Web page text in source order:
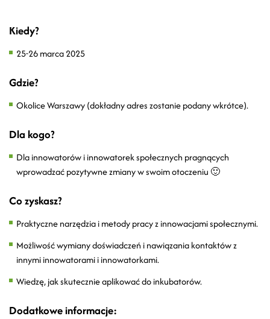
Kiedy?
25-26 marca 2025
Gdzie?
Okolice Warszawy (dokładny adres zostanie podany wkrótce).
Dla kogo?
Dla innowatorów i innowatorek społecznych pragnących
wprowadzać pozytywne zmiany w swoim otoczeniu 🙂
Co zyskasz?
Praktyczne narzędzia i metody pracy z innowacjami społecznymi.
Możliwość wymiany doświadczeń i nawiązania kontaktów z
innymi innowatorami i innowatorkami.
Wiedzę, jak skutecznie aplikować do inkubatorów.
Dodatkowe informacje: